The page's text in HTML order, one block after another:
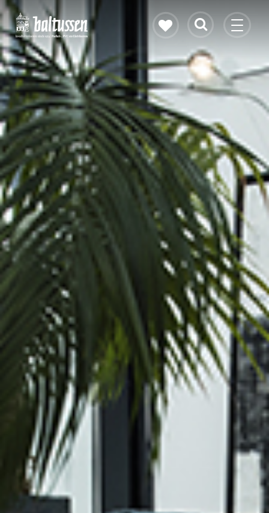
Eikenhouten vloer
Vloerverwarming
PVC vloeren
Gietvloeren
Bekijk alle vloeren
Contact & openingstijden